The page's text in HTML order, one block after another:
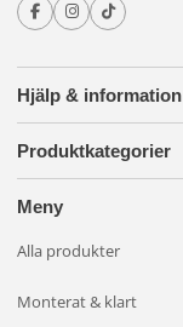
Hjälp & information
Produktkategorier
Meny
Alla produkter
Monterat & klart